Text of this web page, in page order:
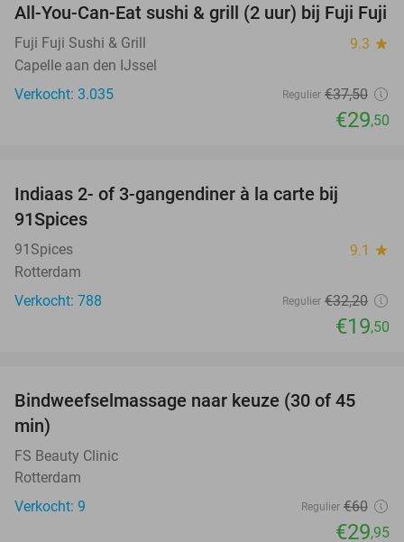
21%
All-You-Can-Eat sushi & grill (2 uur) bij Fuji Fuji
Fuji Fuji Sushi & Grill 9.3 star
Capelle aan den IJssel
Verkocht: 3.035
Regulier €37,50
€29,50
Indiaas 2- of 3-gangendiner à la carte bij
91Spices
91Spices 9.1 star
Rotterdam
Verkocht: 788
Regulier €32,20
€19,50
50%
Bindweefselmassage naar keuze (30 of 45
min)
FS Beauty Clinic
Rotterdam
Verkocht: 9
Regulier €60
€29,95